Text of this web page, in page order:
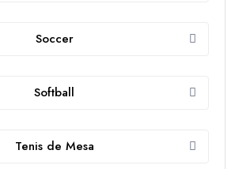
Soccer
Softball
Tenis de Mesa